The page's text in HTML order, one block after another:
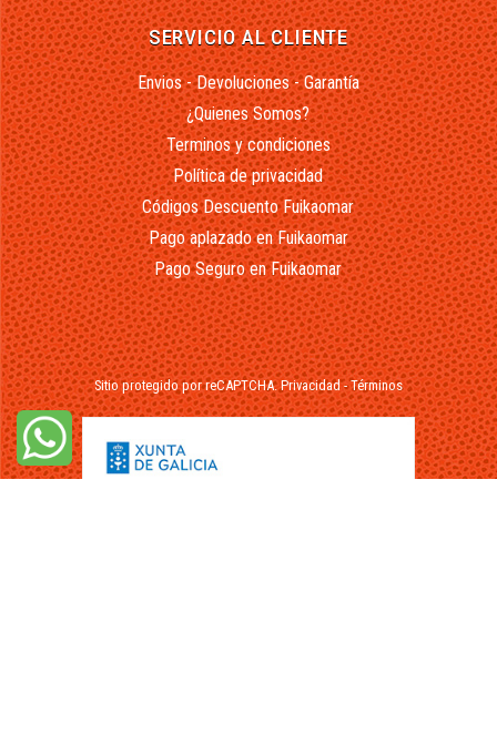
SERVICIO AL CLIENTE
Envios - Devoluciones - Garantía
¿Quienes Somos?
Terminos y condiciones
Política de privacidad
Códigos Descuento Fuikaomar
Pago aplazado en Fuikaomar
Pago Seguro en Fuikaomar
Sitio protegido por reCAPTCHA.Privacidad-Términos